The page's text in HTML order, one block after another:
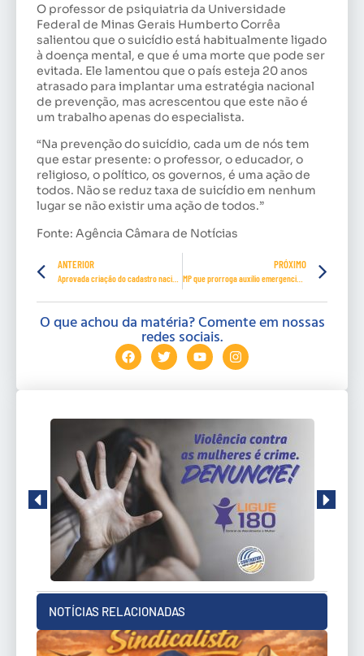
O professor de psiquiatria da Universidade
Federal de Minas Gerais Humberto Corrêa
salientou que o suicídio está habitualmente ligado
à doença mental, e que é uma morte que pode ser
evitada. Ele lamentou que o país esteja 20 anos
atrasado para implantar uma estratégia nacional
de prevenção, mas acrescentou que este não é
um trabalho apenas do especialista.
“Na prevenção do suicídio, cada um de nós tem
que estar presente: o professor, o educador, o
religioso, o político, os governos, é uma ação de
todos. Não se reduz taxa de suicídio em nenhum
lugar se não existir uma ação de todos.”
Fonte: Agência Câmara de Notícias
ANTERIOR PRÓXIMO
MP que prorroga auxílio emergencial até dezembro recebe 262 emendas
O que achou da matéria? Comente em nossas
redes sociais.
NOTÍCIAS RELACIONADAS